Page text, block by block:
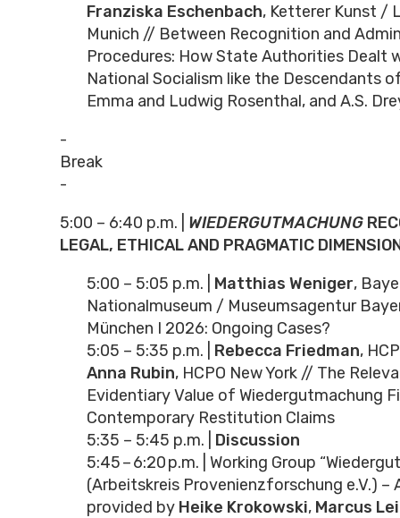
Franziska Eschenbach, Ketterer Kunst /
Munich // Between Recognition and
Procedures: How State Authorities Dealt
National Socialism like the Descendants
Emma and Ludwig Rosenthal, and A.S.
-
Break
-
5:00 – 6:40 p.m. |
WIEDERGUTMACHUNG
LEGAL, ETHICAL AND PRAGMATIC
5:00 – 5:05 p.m. | Matthias Weniger,
Nationalmuseum / Museumsagentur
München I 2026: Ongoing Cases?
5:05 – 5:35 p.m. | Rebecca Friedman,
Anna Rubin, HCPO New York // The
Evidentiary Value of Wiedergutmachung
Contemporary Restitution Claims
5:35 – 5:45 p.m. |
Discussion
5:45 – 6:20 p.m. | Working Group
(Arbeitskreis Provenienzforschung e.V.) –
provided by Heike Krokowski, Marcus